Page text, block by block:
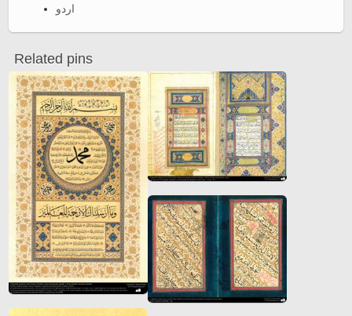
اردو
Related pins